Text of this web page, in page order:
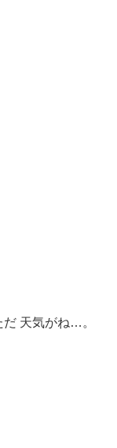
だ 天気がね…。